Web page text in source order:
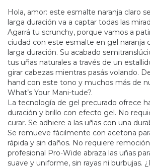
Hola, amor: este esmalte naranja claro
larga duración va a captar todas las
Agarrá tu scrunchy, porque vamos a
ciudad con este esmalte en gel naranja
larga duración. Su acabado
tus uñas naturales a través de un
girar cabezas mientras pasás volando.
hand con este tono y muchos más de
What’s Your Mani-tude?.
La tecnología de gel precurado ofrece
duración y brillo con efecto gel. No
curar. Se adhiere a las uñas con una
Se remueve fácilmente con acetona
rápida y sin daños. No requiere
profesional Pro-Wide abraza las uñas
suave y uniforme, sin rayas ni burbujas.